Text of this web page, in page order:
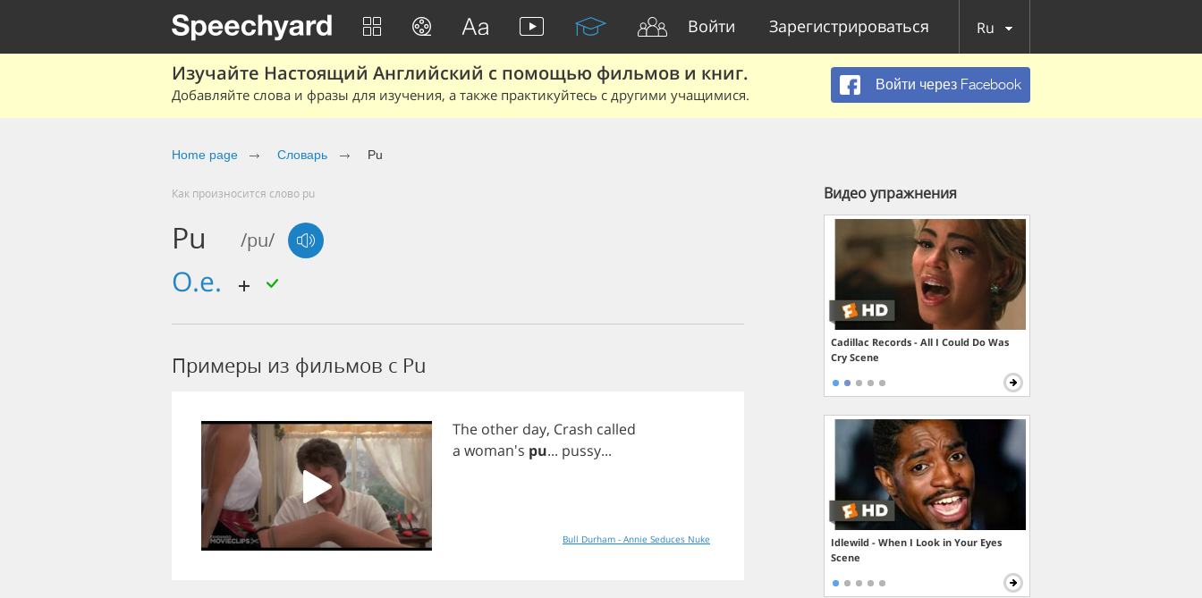
Войти Зарегистрироваться Ru
Изучайте Настоящий Английский с помощью фильмов и книг.
Добавляйте слова и фразы для изучения, а также практикуйтесь с другими учащимися.
Войти через Facebook
Home page Словарь Pu
Как произносится слово pu
Pu /pu/
о.е.
Примеры из фильмов c Pu
The other day, Crash called
a woman's pu... pussy...
Bull Durham - Annie Seduces Nuke
Видео упражнения
Cadillac Records - All I Could Do Was
Cry Scene
Idlewild - When I Look in Your Eyes
Scene